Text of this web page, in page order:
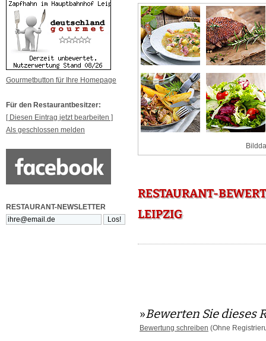
Gourmetbutton für Ihre Homepage
Für den Restaurantbesitzer:
[ Diesen Eintrag jetzt bearbeiten ]
Als geschlossen melden
RESTAURANT-NEWSLETTER
RESTAURANT-
LEIPZIG
»Bewerten Sie dieses
Bewertung schreiben (Ohne